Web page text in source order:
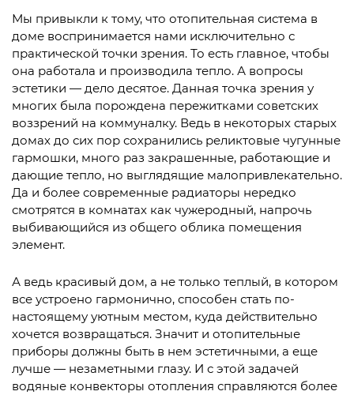
Мы привыкли к тому, что отопительная система в
доме воспринимается нами исключительно с
практической точки зрения. То есть главное, чтобы
она работала и производила тепло. А вопросы
эстетики — дело десятое. Данная точка зрения у
многих была порождена пережитками советских
воззрений на коммуналку. Ведь в некоторых старых
домах до сих пор сохранились реликтовые чугунные
гармошки, много раз закрашенные, работающие и
дающие тепло, но выглядящие малопривлекательно.
Да и более современные радиаторы нередко
смотрятся в комнатах как чужеродный, напрочь
выбивающийся из общего облика помещения
элемент.
А ведь красивый дом, а не только теплый, в котором
все устроено гармонично, способен стать по-
настоящему уютным местом, куда действительно
хочется возвращаться. Значит и отопительные
приборы должны быть в нем эстетичными, а еще
лучше — незаметными глазу. И с этой задачей
водяные конвекторы отопления справляются более